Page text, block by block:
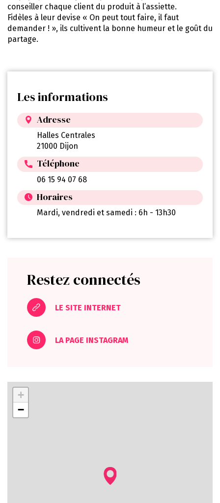
conseiller chaque client du produit à l’assiette.
Fidèles à leur devise « On peut tout faire, il faut
demander ! », ils cultivent la bonne humeur et le goût du
partage.
Les informations
Adresse
Halles Centrales
21000 Dijon
Téléphone
06 15 94 07 68
Horaires
Mardi, vendredi et samedi : 6h - 13h30
Restez connectés
LE SITE INTERNET
LA PAGE INSTAGRAM
+
−